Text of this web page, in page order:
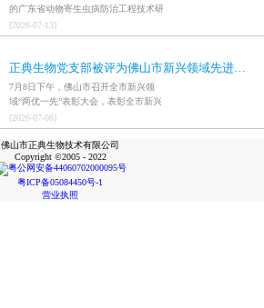
的广东省动物寄生虫病防治工程技术研
究中心，在全省参评科研平台中综合表
现突出，成功获评最高评价等级“优
[2026-07-13]
正典生物党支部被评为佛山市新兴领域先进基层党组织
7月8日下午，佛山市召开全市新兴领
域“两优一先”表彰大会，表彰全市新兴
领域优秀共产党员、优秀党务工作者和
先进基层党组织，中共佛山市正典生物
技术有限公司支部委员会被评为佛山市
新兴领域先进基层党组织。
[2026-07-08]
佛山市正典生物技术有限公司
Copyright ©2005 - 2022
粤公网安备44060702000095号
粤ICP备05084450号-1
营业执照